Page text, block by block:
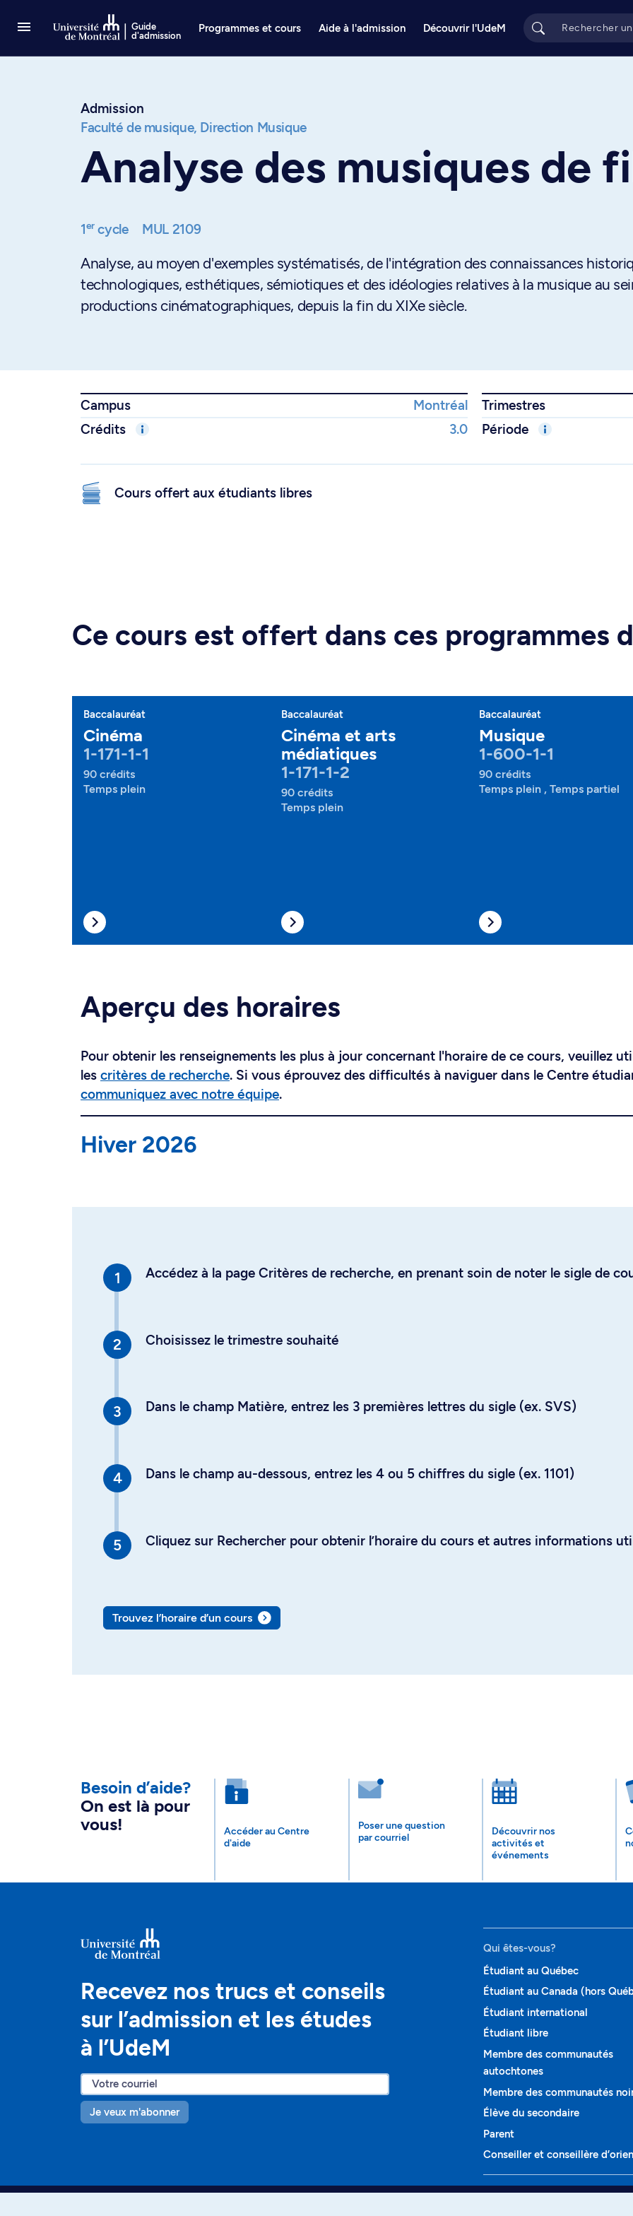
Guide
d'admission
Programmes et cours Aide à l'admission Découvrir l'UdeM
Admission
Faculté de musique, Direction Musique
Analyse des musiques de
1ercycle MUL 2109
Analyse, au moyen d'exemples systématisés, de l'intégration des connaissances
technologiques, esthétiques, sémiotiques et des idéologies relatives à la musique au
productions cinématographiques, depuis la fin du XIXe siècle.
Campus Montréal Trimestres
Crédits
3.0 Période
Cours offert aux étudiants libres
Ce cours est offert dans ces programmes
Baccalauréat
Cinéma
1-171-1-1
90 crédits
Temps plein
Baccalauréat
Cinéma et arts
médiatiques
1-171-1-2
90 crédits
Temps plein
Baccalauréat
Musique
1-600-1-1
90 crédits
Temps plein , Temps partiel
Aperçu des horaires
Pour obtenir les renseignements les plus à jour concernant l'horaire de ce cours, veuillez
les critères de recherche. Si vous éprouvez des difficultés à naviguer dans le Centre
communiquez avec notre équipe.
Hiver 2026
Accédez à la page Critères de recherche, en prenant soin de noter le sigle de
Choisissez le trimestre souhaité
Dans le champ Matière, entrez les 3 premières lettres du sigle (ex. SVS)
Dans le champ au-dessous, entrez les 4 ou 5 chiffres du sigle (ex. 1101)
Cliquez sur Rechercher pour obtenir l’horaire du cours et autres informations
Trouvez l’horaire d’un cours
Besoin d’aide?
On est là pour
vous!
Accéder au Centre
d'aide
Poser une question
par courriel
Découvrir nos
activités et
événements
Recevez nos trucs et conseils
sur l’admission et les études
à l’UdeM
Je veux m'abonner
Qui êtes-vous?
Étudiant au Québec
Étudiant au Canada (hors
Étudiant international
Étudiant libre
Membre des communautés
autochtones
Membre des communautés
Élève du secondaire
Parent
Conseiller et conseillère
Programmes et cours